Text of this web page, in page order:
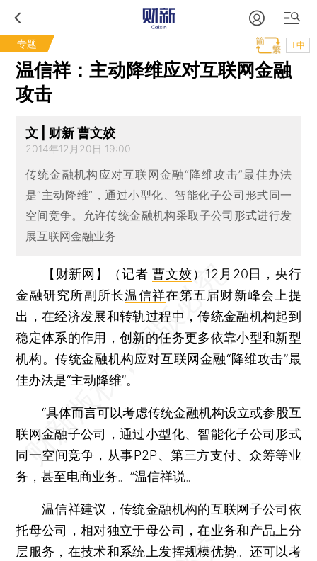
专题 T中
温信祥：主动降维应对互联网金融
攻击
文 | 财新 曹文姣
2014年12月20日 19:00
传统金融机构应对互联网金融“降维攻击”最佳办法
是“主动降维”，通过小型化、智能化子公司形式同一
空间竞争。允许传统金融机构采取子公司形式进行发
展互联网金融业务
【财新网】（记者曹文姣） 12月20日，央行
金融研究所副所长温信祥在第五届财新峰会上提
出，在经济发展和转轨过程中，传统金融机构起到
稳定体系的作用，创新的任务更多依靠小型和新型
机构。传统金融机构应对互联网金融“降维攻击”最
佳办法是“主动降维”。
“具体而言可以考虑传统金融机构设立或参股互
联网金融子公司，通过小型化、智能化子公司形式
同一空间竞争，从事P2P、第三方支付、众筹等业
务，甚至电商业务。”温信祥说。
温信祥建议，传统金融机构的互联网子公司依
托母公司，相对独立于母公司，在业务和产品上分
层服务，在技术和系统上发挥规模优势。还可以考